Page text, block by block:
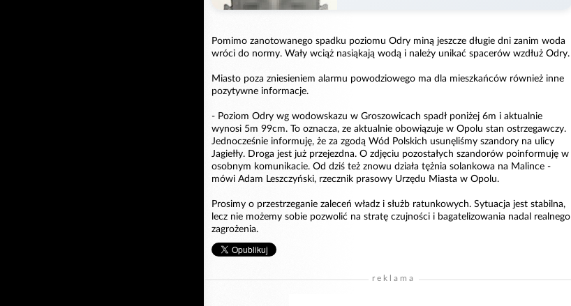
Pomimo zanotowanego spadku poziomu Odry miną jeszcze długie dni zanim woda
wróci do normy. Wały wciąż nasiąkają wodą i należy unikać spacerów wzdłuż Odry.
Miasto poza zniesieniem alarmu powodziowego ma dla mieszkańców również inne
pozytywne informacje.
- Poziom Odry wg wodowskazu w Groszowicach spadł poniżej 6m i aktualnie
wynosi 5m 99cm. To oznacza, ze aktualnie obowiązuje w Opolu stan ostrzegawczy.
Jednocześnie informuję, że za zgodą Wód Polskich usunęliśmy szandory na ulicy
Jagiełły. Droga jest już przejezdna. O zdjęciu pozostałych szandorów poinformuję w
osobnym komunikacie. Od dziś też znowu działa tężnia solankowa na Malince -
mówi Adam Leszczyński, rzecznik prasowy Urzędu Miasta w Opolu.
Prosimy o przestrzeganie zaleceń władz i służb ratunkowych. Sytuacja jest stabilna,
lecz nie możemy sobie pozwolić na stratę czujności i bagatelizowania nadal realnego
zagrożenia.
reklama